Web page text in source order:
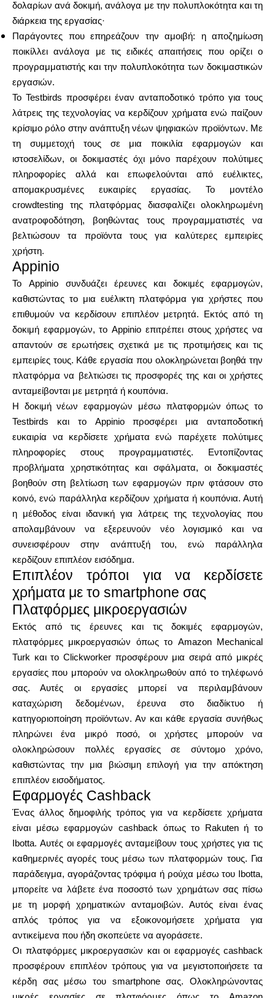
δολαρίων ανά δοκιμή, ανάλογα με την πολυπλοκότητα και τη
διάρκεια της εργασίας·
Παράγοντες που επηρεάζουν την αμοιβή: η αποζημίωση
ποικίλλει ανάλογα με τις ειδικές απαιτήσεις που ορίζει ο
προγραμματιστής και την πολυπλοκότητα των δοκιμαστικών
εργασιών.
Το Testbirds προσφέρει έναν ανταποδοτικό τρόπο για τους
λάτρεις της τεχνολογίας να κερδίζουν χρήματα ενώ παίζουν
κρίσιμο ρόλο στην ανάπτυξη νέων ψηφιακών προϊόντων. Με
τη συμμετοχή τους σε μια ποικιλία εφαρμογών και
ιστοσελίδων, οι δοκιμαστές όχι μόνο παρέχουν πολύτιμες
πληροφορίες αλλά και επωφελούνται από ευέλικτες,
απομακρυσμένες ευκαιρίες εργασίας. Το μοντέλο
crowdtesting της πλατφόρμας διασφαλίζει ολοκληρωμένη
ανατροφοδότηση, βοηθώντας τους προγραμματιστές να
βελτιώσουν τα προϊόντα τους για καλύτερες εμπειρίες
χρήστη.
Appinio
Το Appinio συνδυάζει έρευνες και δοκιμές εφαρμογών,
καθιστώντας το μια ευέλικτη πλατφόρμα για χρήστες που
επιθυμούν να κερδίσουν επιπλέον μετρητά. Εκτός από τη
δοκιμή εφαρμογών, το Appinio επιτρέπει στους χρήστες να
απαντούν σε ερωτήσεις σχετικά με τις προτιμήσεις και τις
εμπειρίες τους. Κάθε εργασία που ολοκληρώνεται βοηθά την
πλατφόρμα να βελτιώσει τις προσφορές της και οι χρήστες
ανταμείβονται με μετρητά ή κουπόνια.
Η δοκιμή νέων εφαρμογών μέσω πλατφορμών όπως το
Testbirds και το Appinio προσφέρει μια ανταποδοτική
ευκαιρία να κερδίσετε χρήματα ενώ παρέχετε πολύτιμες
πληροφορίες στους προγραμματιστές. Εντοπίζοντας
προβλήματα χρηστικότητας και σφάλματα, οι δοκιμαστές
βοηθούν στη βελτίωση των εφαρμογών πριν φτάσουν στο
κοινό, ενώ παράλληλα κερδίζουν χρήματα ή κουπόνια. Αυτή
η μέθοδος είναι ιδανική για λάτρεις της τεχνολογίας που
απολαμβάνουν να εξερευνούν νέο λογισμικό και να
συνεισφέρουν στην ανάπτυξή του, ενώ παράλληλα
κερδίζουν επιπλέον εισόδημα.
Επιπλέον τρόποι για να κερδίσετε
χρήματα με το smartphone σας
Πλατφόρμες μικροεργασιών
Εκτός από τις έρευνες και τις δοκιμές εφαρμογών,
πλατφόρμες μικροεργασιών όπως το Amazon Mechanical
Turk και το Clickworker προσφέρουν μια σειρά από μικρές
εργασίες που μπορούν να ολοκληρωθούν από το τηλέφωνό
σας. Αυτές οι εργασίες μπορεί να περιλαμβάνουν
καταχώριση δεδομένων, έρευνα στο διαδίκτυο ή
κατηγοριοποίηση προϊόντων. Αν και κάθε εργασία συνήθως
πληρώνει ένα μικρό ποσό, οι χρήστες μπορούν να
ολοκληρώσουν πολλές εργασίες σε σύντομο χρόνο,
καθιστώντας την μια βιώσιμη επιλογή για την απόκτηση
επιπλέον εισοδήματος.
Εφαρμογές Cashback
Ένας άλλος δημοφιλής τρόπος για να κερδίσετε χρήματα
είναι μέσω εφαρμογών cashback όπως το Rakuten ή το
Ibotta. Αυτές οι εφαρμογές ανταμείβουν τους χρήστες για τις
καθημερινές αγορές τους μέσω των πλατφορμών τους. Για
παράδειγμα, αγοράζοντας τρόφιμα ή ρούχα μέσω του Ibotta,
μπορείτε να λάβετε ένα ποσοστό των χρημάτων σας πίσω
με τη μορφή χρηματικών ανταμοιβών. Αυτός είναι ένας
απλός τρόπος για να εξοικονομήσετε χρήματα για
αντικείμενα που ήδη σκοπεύετε να αγοράσετε.
Οι πλατφόρμες μικροεργασιών και οι εφαρμογές cashback
προσφέρουν επιπλέον τρόπους για να μεγιστοποιήσετε τα
κέρδη σας μέσω του smartphone σας. Ολοκληρώνοντας